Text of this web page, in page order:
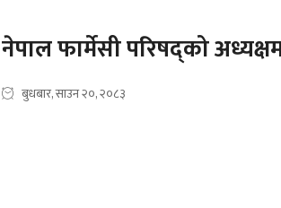
नेपाल फार्मेसी परिषद्को
बुधबार, साउन २०, २०८३